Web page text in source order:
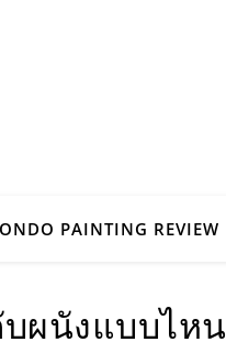
PAINTING REVIEW
ผนังแบบไหน